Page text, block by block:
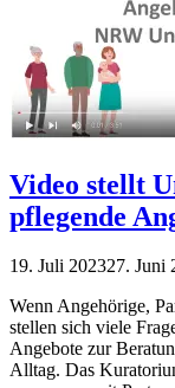
Video stellt
pflegende
19. Juli 202327. Juni
Wenn Angehörige,
stellen sich viele
Angebote zur
Alltag. Das